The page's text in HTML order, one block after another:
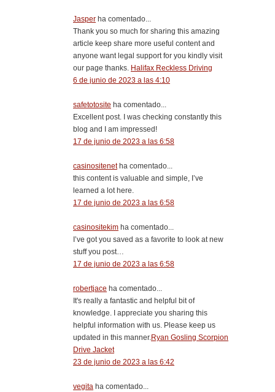
Jasper ha comentado...
Thank you so much for sharing this amazing
article keep share more useful content and
anyone want legal support for you kindly visit
our page thanks. Halifax Reckless Driving
6 de junio de 2023 a las 4:10
safetotosite ha comentado...
Excellent post. I was checking constantly this
blog and I am impressed!
17 de junio de 2023 a las 6:58
casinositenetha comentado...
this content is valuable and simple, I’ve
learned a lot here.
17 de junio de 2023 a las 6:58
casinositekim ha comentado...
I’ve got you saved as a favorite to look at new
stuff you post…
17 de junio de 2023 a las 6:58
robertjace ha comentado...
It's really a fantastic and helpful bit of
knowledge. I appreciate you sharing this
helpful information with us. Please keep us
updated in this manner.Ryan Gosling Scorpion
Drive Jacket
23 de junio de 2023 a las 6:42
vegita ha comentado...